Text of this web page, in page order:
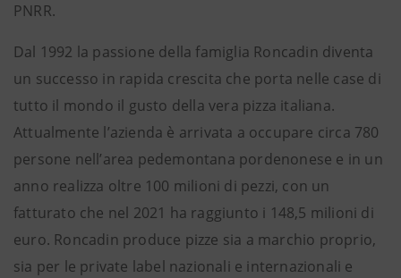
PNRR.
Dal 1992 la passione della famiglia Roncadin diventa
un successo in rapida crescita che porta nelle case di
tutto il mondo il gusto della vera pizza italiana.
Attualmente l’azienda è arrivata a occupare circa 780
persone nell’area pedemontana pordenonese e in un
anno realizza oltre 100 milioni di pezzi, con un
fatturato che nel 2021 ha raggiunto i 148,5 milioni di
euro. Roncadin produce pizze sia a marchio proprio,
sia per le private label nazionali e internazionali e